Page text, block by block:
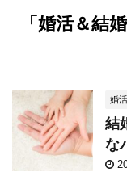
「婚活＆結
婚
結
な